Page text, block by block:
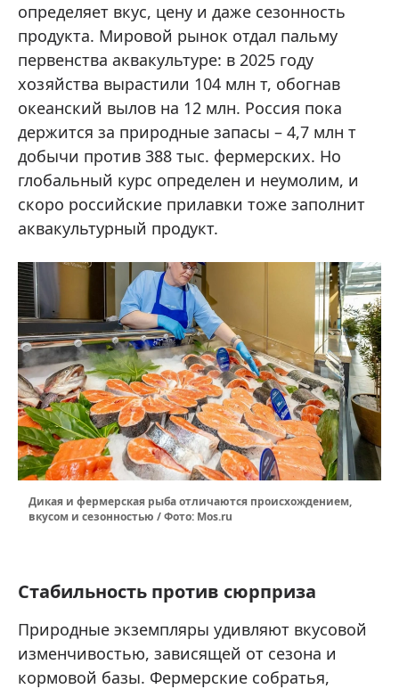
определяет вкус, цену и даже сезонность
продукта. Мировой рынок отдал пальму
первенства аквакультуре: в 2025 году
хозяйства вырастили 104 млн т, обогнав
океанский вылов на 12 млн. Россия пока
держится за природные запасы – 4,7 млн т
добычи против 388 тыс. фермерских. Но
глобальный курс определен и неумолим, и
скоро российские прилавки тоже заполнит
аквакультурный продукт.
Дикая и фермерская рыба отличаются происхождением,
вкусом и сезонностью / Фото: Mos.ru
Стабильность против сюрприза
Природные экземпляры удивляют вкусовой
изменчивостью, зависящей от сезона и
кормовой базы. Фермерские собратья,